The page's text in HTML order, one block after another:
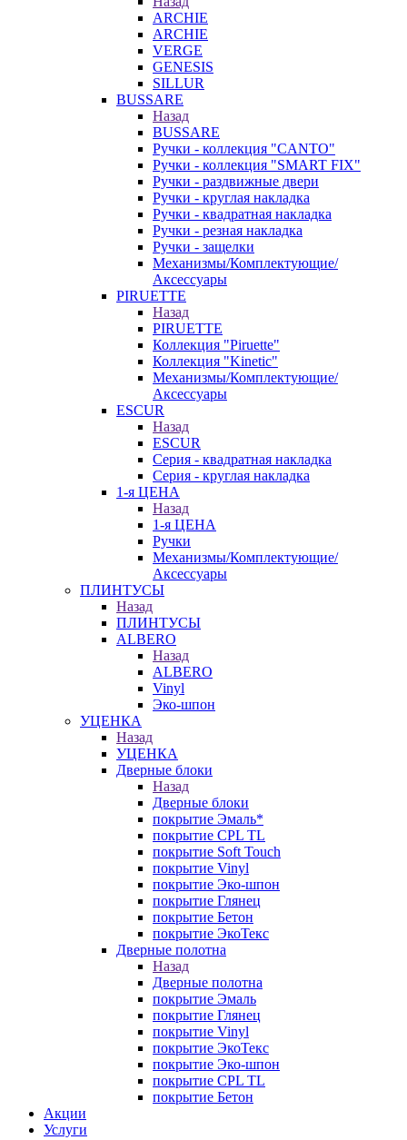
ARCHIE
ARCHIE
VERGE
GENESIS
SILLUR
BUSSARE
Назад
BUSSARE
Ручки - коллекция "CANTO"
Ручки - коллекция "SMART FIX"
Ручки - раздвижные двери
Ручки - круглая накладка
Ручки - квадратная накладка
Ручки - резная накладка
Ручки - защелки
Механизмы/Комплектующие/
Аксессуары
PIRUETTE
Назад
PIRUETTE
Коллекция "Piruette"
Коллекция "Kinetic"
Механизмы/Комплектующие/
Аксессуары
ESCUR
Назад
ESCUR
Серия - квадратная накладка
Серия - круглая накладка
1-я ЦЕНА
Назад
1-я ЦЕНА
Ручки
Механизмы/Комплектующие/
Аксессуары
ПЛИНТУСЫ
Назад
ПЛИНТУСЫ
ALBERO
Назад
ALBERO
Vinyl
Эко-шпон
УЦЕНКА
Назад
УЦЕНКА
Дверные блоки
Назад
Дверные блоки
покрытие Эмаль*
покрытие CPL TL
покрытие Soft Touch
покрытие Vinyl
покрытие Эко-шпон
покрытие Глянец
покрытие Бетон
покрытие ЭкоТекс
Дверные полотна
Назад
Дверные полотна
покрытие Эмаль
покрытие Глянец
покрытие Vinyl
покрытие ЭкоТекс
покрытие Эко-шпон
покрытие CPL TL
покрытие Бетон
Акции
Услуги